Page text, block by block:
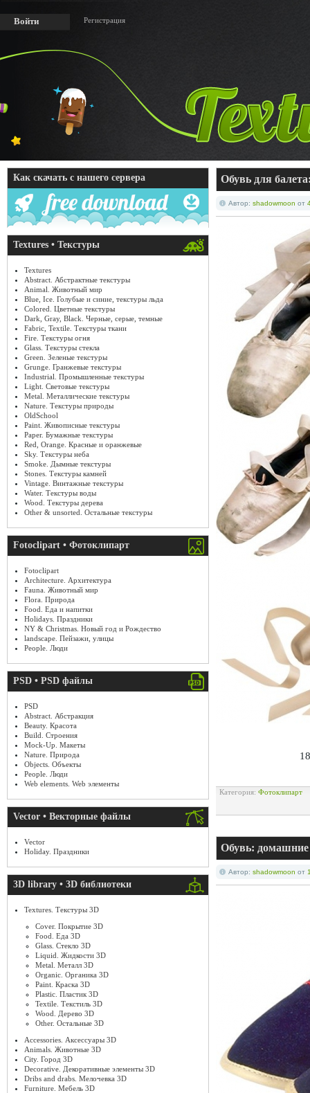
Войти Регистрация
Как скачать с нашего сервера
Textures • Текстуры
Textures
Abstract. Абстрактные текстуры
Animal. Животный мир
Blue, Ice. Голубые и синие, текстуры льда
Colored. Цветные текстуры
Dark, Gray, Black. Черные, серые, темные
Fabric, Textile. Текстуры ткани
Fire. Текстуры огня
Glass. Текстуры стекла
Green. Зеленые текстуры
Grunge. Гранжевые текстуры
Industrial. Промышленные текстуры
Light. Световые текстуры
Metal. Металлические текстуры
Nature. Текстуры природы
OldSchool
Paint. Живописные текстуры
Paper. Бумажные текстуры
Red, Orange. Красные и оранжевые
Sky. Текстуры неба
Smoke. Дымные текстуры
Stones. Текстуры камней
Vintage. Винтажные текстуры
Water. Текстуры воды
Wood. Текстуры дерева
Other & unsorted. Остальные текстуры
Fotoclipart • Фотоклипарт
Fotoclipart
Architecture. Архитектура
Fauna. Животный мир
Flora. Природа
Food. Еда и напитки
Holidays. Праздники
NY & Christmas. Новый год и Рождество
landscape. Пейзажи, улицы
People. Люди
PSD • PSD файлы
PSD
Abstract. Абстракция
Beauty. Красота
Build. Строения
Mock-Up. Макеты
Nature. Природа
Objects. Объекты
People. Люди
Web elements. Web элементы
Vector • Векторные файлы
Vector
Holiday. Праздники
3D library • 3D библиотеки
Textures. Текстуры 3D
Cover. Покрытие 3D
Food. Еда 3D
Glass. Стекло 3D
Liquid. Жидкости 3D
Metal. Металл 3D
Organic. Органика 3D
Paint. Краска 3D
Plastic. Пластик 3D
Textile. Текстиль 3D
Wood. Дерево 3D
Other. Остальные 3D
Accessories. Аксессуары 3D
Animals. Животные 3D
City. Город 3D
Decorative. Декоративные элементы 3D
Dribs and drabs. Мелочевка 3D
Furniture. Мебель 3D
Обувь для
Автор: shadowmoon от
Категория: Фотоклипарт
Обувь: домашние
Автор: shadowmoon от